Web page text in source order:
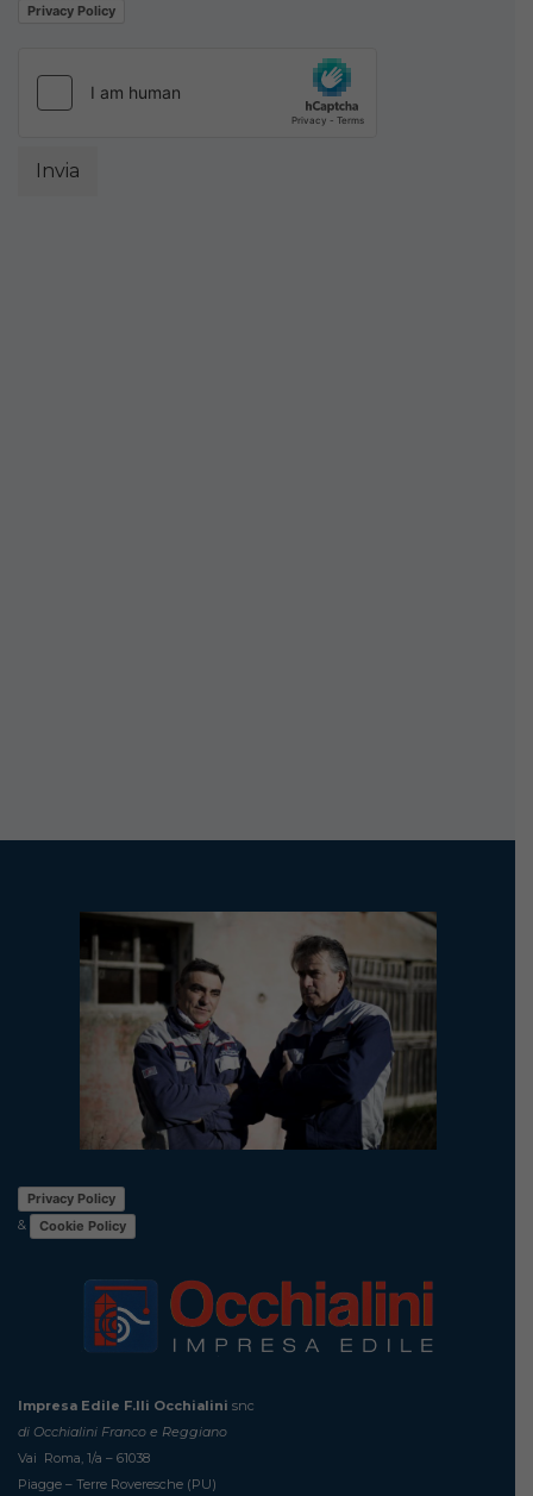
Privacy Policy
Invia
Privacy Policy
&
Cookie Policy
Impresa Edile F.lli Occhialini snc
di Occhialini Franco e Reggiano
Vai Roma, 1/a – 61038
Piagge – Terre Roveresche (PU)